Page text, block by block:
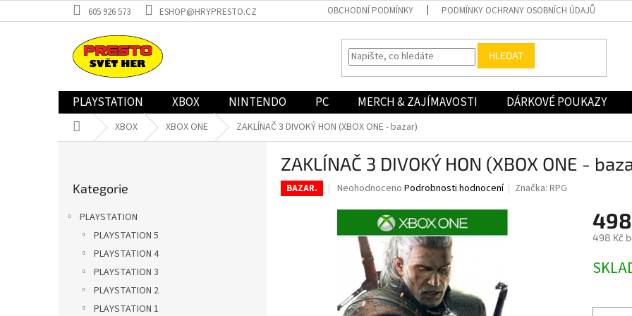
na
605 926 573 ESHOP@HRYPRESTO.CZ OBCHODNÍ PODMÍNKY PODMÍNKY OCHRANY OSOBNÍCH ÚDAJŮ
HLEDAT
PLAYSTATION XBOX NINTENDO PC MERCH & ZAJÍMAVOSTI DÁRKOVÉ POUKAZY
Domů XBOX XBOX ONE ZAKLÍNAČ 3 DIVOKÝ HON (XBOX ONE - bazar)
kategorie
Kategorie
PLAYSTATION
PLAYSTATION 5
PLAYSTATION 4
PLAYSTATION 3
PLAYSTATION 2
PLAYSTATION 1
ZAKLÍNAČ 3 DIVOKÝ HON (XBOX ONE -
BAZAR.
Průměrné
produktu
hvězdiček.
Neohodnoceno Podrobnosti hodnocení Značka:RPG
498 Kč
cena: